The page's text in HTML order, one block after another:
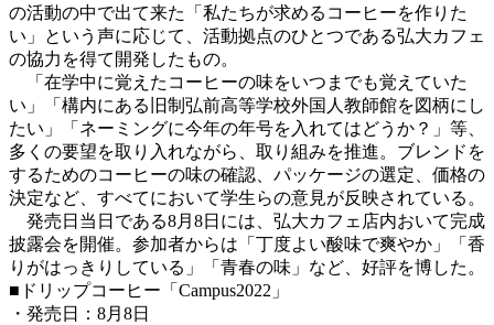
の活動の中で出て来た「私たちが求めるコーヒーを作りた
い」という声に応じて、活動拠点のひとつである弘大カフェ
の協力を得て開発したもの。
「在学中に覚えたコーヒーの味をいつまでも覚えていた
い」「構内にある旧制弘前高等学校外国人教師館を図柄にし
たい」「ネーミングに今年の年号を入れてはどうか？」等、
多くの要望を取り入れながら、取り組みを推進。ブレンドを
するためのコーヒーの味の確認、パッケージの選定、価格の
決定など、すべてにおいて学生らの意見が反映されている。
発売日当日である8月8日には、弘大カフェ店内おいて完成
披露会を開催。参加者からは「丁度よい酸味で爽やか」「香
りがはっきりしている」「青春の味」など、好評を博した。
■ドリップコーヒー「Campus2022」
・発売日：8月8日